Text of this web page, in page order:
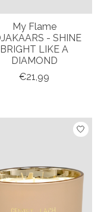
My Flame
- SHINE
BRIGHT LIKE A
DIAMOND
€21,99